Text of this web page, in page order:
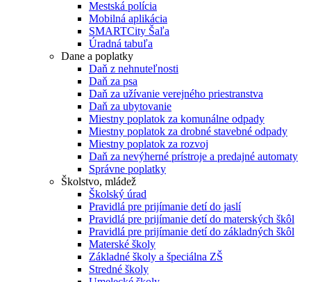
Mestská polícia
Mobilná aplikácia
SMARTCity Šaľa
Úradná tabuľa
Dane a poplatky
Daň z nehnuteľnosti
Daň za psa
Daň za užívanie verejného priestranstva
Daň za ubytovanie
Miestny poplatok za komunálne odpady
Miestny poplatok za drobné stavebné odpady
Miestny poplatok za rozvoj
Daň za nevýherné prístroje a predajné automaty
Správne poplatky
Školstvo, mládež
Školský úrad
Pravidlá pre prijímanie detí do jaslí
Pravidlá pre prijímanie detí do materských škôl
Pravidlá pre prijímanie detí do základných škôl
Materské školy
Základné školy a špeciálna ZŠ
Stredné školy